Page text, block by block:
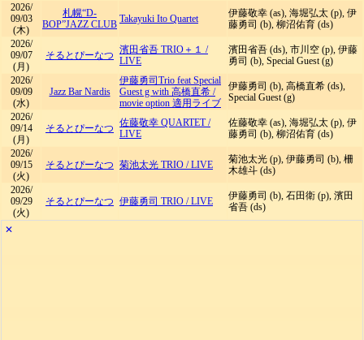
2026/
09/03
(木)
札幌“D-
BOP”JAZZ CLUB Takayuki Ito Quartet
伊藤敬幸 (as), 海堀弘太 (p), 伊
藤勇司 (b), 柳沼佑育 (ds)
2026/
09/07
(月)
そるとぴーなつ 濱田省吾 TRIO＋１ /
LIVE
濱田省吾 (ds), 市川空 (p), 伊藤
勇司 (b), Special Guest (g)
2026/
09/09
(水)
Jazz Bar Nardis
伊藤勇司Trio feat Special
Guest g with 高橋直希 /
movie option 適用ライブ
伊藤勇司 (b), 高橋直希 (ds),
Special Guest (g)
2026/
09/14
(月)
そるとぴーなつ 佐藤敬幸 QUARTET/
LIVE
佐藤敬幸 (as), 海堀弘太 (p), 伊
藤勇司 (b), 柳沼佑育 (ds)
2026/
09/15
(火)
そるとぴーなつ 菊池太光 TRIO /LIVE
菊池太光 (p), 伊藤勇司 (b), 柵
木雄斗 (ds)
2026/
09/29
(火)
そるとぴーなつ 伊藤勇司 TRIO /LIVE
伊藤勇司 (b), 石田衛 (p), 濱田
省吾 (ds)
✕